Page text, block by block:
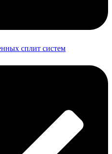
сплит систем